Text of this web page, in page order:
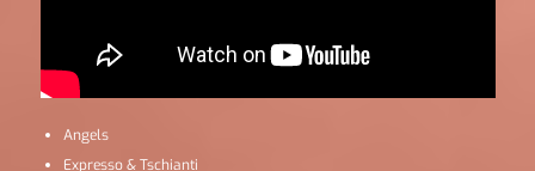
Angels
Expresso & Tschianti